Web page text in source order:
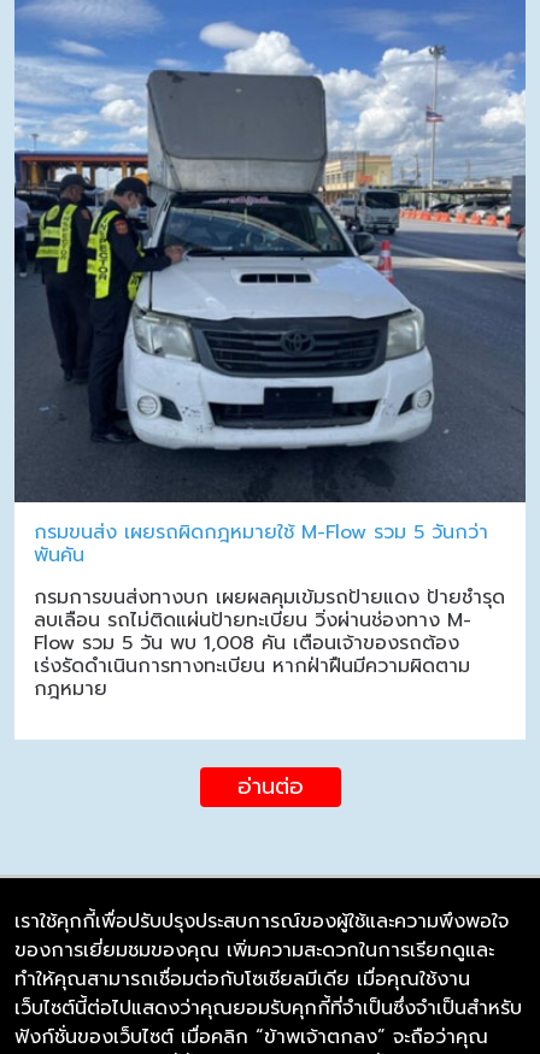
กรมขนส่ง เผยรถผิดกฎหมายใช้ M-Flow รวม 5 วันกว่า
พันคัน
กรมการขนส่งทางบก เผยผลคุมเข้มรถป้ายแดง ป้ายชำรุด
ลบเลือน รถไม่ติดแผ่นป้ายทะเบียน วิ่งผ่านช่องทาง M-
Flow รวม 5 วัน พบ 1,008 คัน เตือนเจ้าของรถต้อง
เร่งรัดดำเนินการทางทะเบียน หากฝ่าฝืนมีความผิดตาม
กฎหมาย
อ่านต่อ
บริษัท ซิมลิงค์ จำกัด
98/226 Bangrakyai-Baanmai Road,
Bangyai, Nonthaburi 11140
เราใช้คุกกี้เพื่อปรับปรุงประสบการณ์ของผู้ใช้และความพึงพอใจ
ของการเยี่ยมชมของคุณ เพิ่มความสะดวกในการเรียกดูและ
ทำให้คุณสามารถเชื่อมต่อกับโซเชียลมีเดีย เมื่อคุณใช้งาน
เว็บไซต์นี้ต่อไปแสดงว่าคุณยอมรับคุกกี้ที่จำเป็นซึ่งจำเป็นสำหรับ
ฟังก์ชั่นของเว็บไซต์ เมื่อคลิก “ข้าพเจ้าตกลง” จะถือว่าคุณ